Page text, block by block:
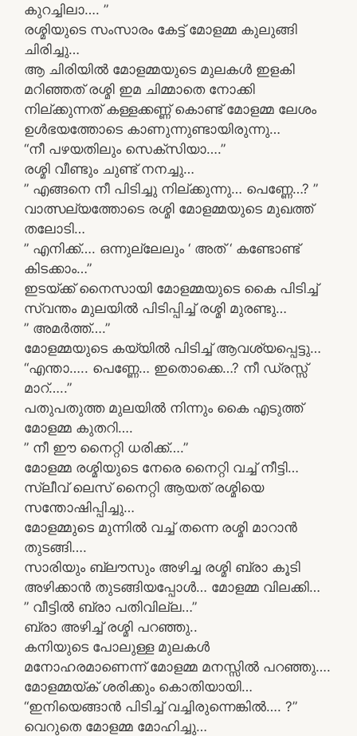
കുറച്ചിലാ…. ”
രശ്മിയുടെ സംസാരം കേട്ട് മോളമ്മ കുലുങ്ങി
ചിരിച്ചു…
ആ ചിരിയിൽ മോളമ്മയുടെ മുലകൾ ഇളകി
മറിഞ്ഞത് രശ്മി ഇമ ചിമ്മാതെ നോക്കി
നില്ക്കുന്നത് കള്ളക്കണ്ണ് കൊണ്ട് മോളമ്മ ലേശം
ഉൾഭയത്തോടെ കാണുന്നുണ്ടായിരുന്നു…
“നീ പഴയതിലും സെക്സിയാ….”
രശ്മി വീണ്ടും ചുണ്ട് നനച്ചു…
” എങ്ങനെ നീ പിടിച്ചു നില്ക്കുന്നു… പെണ്ണേ…? ”
വാത്സല്യത്തോടെ രശ്മി മോളമ്മയുടെ മുഖത്ത്
തലോടി…
” എനിക്ക്…. ഒന്നുല്ലേലും ‘ അത് ‘ കണ്ടോണ്ട്
കിടക്കാം…”
ഇടയ്ക്ക് നൈസായി മോളമ്മയുടെ കൈ പിടിച്ച്
സ്വന്തം മുലയിൽ പിടിപ്പിച്ച് രശ്മി മുരണ്ടു…
” അമർത്ത്….”
മോളമ്മയുടെ കയ്യിൽ പിടിച്ച് ആവശ്യപ്പെട്ടു…
“എന്താ….. പെണ്ണേ… ഇതൊക്കെ…? നീ ഡ്രസ്സ്
മാറ്…..”
പതുപതുത്ത മുലയിൽ നിന്നും കൈ എടുത്ത്
മോളമ്മ കുതറി….
” നീ ഈ നൈറ്റി ധരിക്ക്….”
മോളമ്മ രശ്മിയുടെ നേരെ നൈറ്റി വച്ച് നീട്ടി…
സ്ലീവ് ലെസ് നൈറ്റി ആയത് രശ്മിയെ
സന്തോഷിപ്പിച്ചു…
മോളമ്മുടെ മുന്നിൽ വച്ച് തന്നെ രശ്മി മാറാൻ
തുടങ്ങി….
സാരിയും ബ്ലൗസും അഴിച്ച രശ്മി ബ്രാ കൂടി
അഴിക്കാൻ തുടങ്ങിയപ്പോൾ… മോളമ്മ വിലക്കി…
” വീട്ടിൽ ബ്രാ പതിവില്ല…”
ബ്രാ അഴിച്ച് രശ്മി പറഞ്ഞു..
കനിയുടെ പോലുള്ള മുലകൾ
മനോഹരമാണെന്ന് മോളമ്മ മനസ്സിൽ പറഞ്ഞു….
മോളമ്മയ്ക് ശരിക്കും കൊതിയായി…
“ഇനിയെങ്ങാൻ പിടിച്ച് വച്ചിരുന്നെങ്കിൽ…. ?”
വെറുതെ മോളമ്മ മോഹിച്ചു…